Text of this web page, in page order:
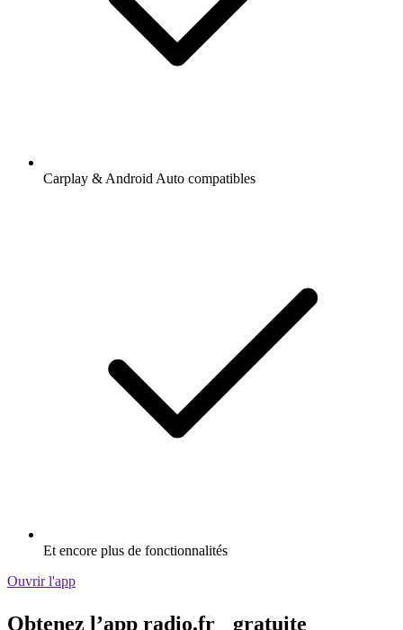
Carplay & Android Auto compatibles
Et encore plus de fonctionnalités
Ouvrir l'app
Obtenez l’app radio.fr gratuite